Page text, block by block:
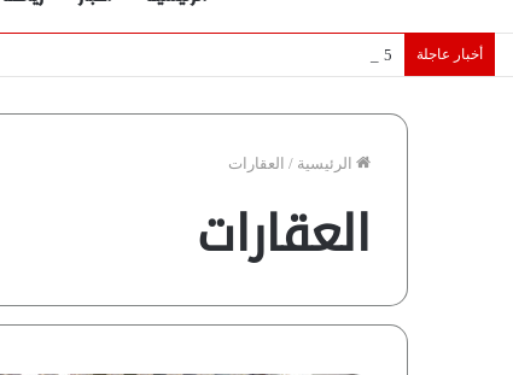
أخبار عاجلة 5 نجوم عرب يخطفون الأضواء بسوق الانتقالات الأوروبية 2026.. “رؤية” تكشف التفاصيل | إنفوجراف
الرئيسية / العقارات
العقارات